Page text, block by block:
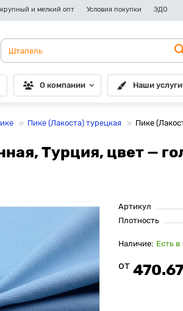
и мелкий опт Условия покупки ЭДО
О компании Наши услуги
Пике (Лакоста) турецкая Пике
Турция, цвет —
Артикул
Плотность
Есть
от